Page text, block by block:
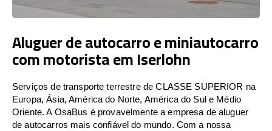
Aluguer de autocarro e miniautocarro
com motorista em Iserlohn
Serviços de transporte terrestre de CLASSE SUPERIOR na
Europa, Ásia, América do Norte, América do Sul e Médio
Oriente. A OsaBus é provavelmente a empresa de aluguer
de autocarros mais confiável do mundo. Com a nossa